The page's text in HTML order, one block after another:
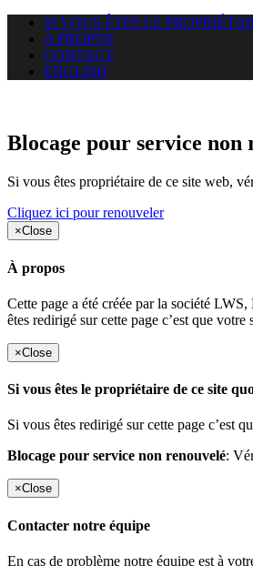
SI VOUS ÊTES LE
A PROPOS
CONTACT
ENGLISH
Blocage pour service non
Si vous êtes propriétaire de ce site web,
Cliquez ici pour renouveler
×Close
À propos
Cette page a été créée par la société
êtes redirigé sur cette page c’est que
×Close
Si vous êtes le propriétaire de ce site
Si vous êtes redirigé sur cette page c’est
Blocage pour service non renouvelé:
×Close
Contacter notre équipe
En cas de problème notre équipe est à